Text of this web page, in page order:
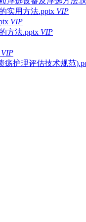
实用方法.pptx VIP
VIP
方法.pptx VIP
VIP
疡护理评估技术规范